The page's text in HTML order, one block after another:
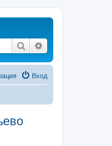
Поиск
Вход